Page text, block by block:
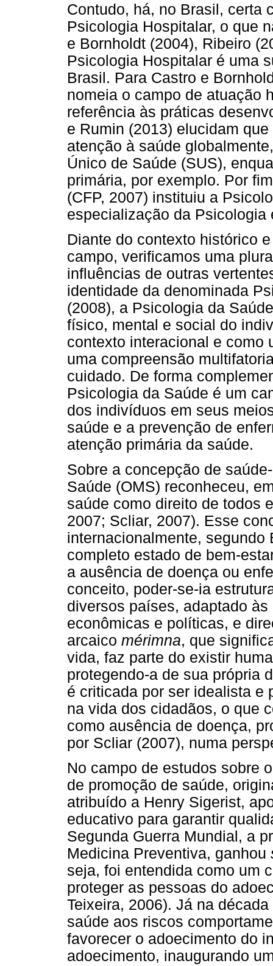
Contudo, há, no Brasil, certa
Psicologia Hospitalar, o que
e Bornholdt (2004), Ribeiro
Psicologia Hospitalar é uma
Brasil. Para Castro e
nomeia o campo de atuação
referência às práticas
e Rumin (2013) elucidam
atenção à saúde
Único de Saúde (SUS),
primária, por exemplo. Por
(CFP, 2007) instituiu a
especialização da
Diante do contexto histórico
campo, verificamos uma
influências de outras
identidade da denominada
(2008), a Psicologia da
físico, mental e social do
contexto interacional e como
uma compreensão
cuidado. De forma
Psicologia da Saúde é um
dos indivíduos em seus
saúde e a prevenção de
atenção primária da saúde.
Sobre a concepção de
Saúde (OMS) reconheceu,
saúde como direito de todos
2007; Scliar, 2007). Esse
internacionalmente, segundo
completo estado de bem-
a ausência de doença ou
conceito, poder-se-ia
diversos países, adaptado
econômicas e políticas, e
arcaico mérimna, que
vida, faz parte do existir
protegendo-a de sua própria
é criticada por ser idealista e
na vida dos cidadãos, o que
como ausência de doença,
por Scliar (2007), numa
No campo de estudos sobre
de promoção de saúde,
atribuído a Henry Sigerist,
educativo para garantir
Segunda Guerra Mundial, a
Medicina Preventiva, ganhou
seja, foi entendida como um
proteger as pessoas do
Teixeira, 2006). Já na
saúde aos riscos
favorecer o adoecimento do
adoecimento, inaugurando